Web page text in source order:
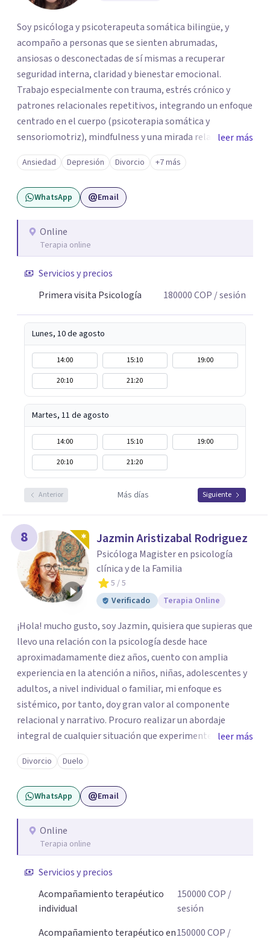
Soy psicóloga y psicoterapeuta somática bilingüe, y
acompaño a personas que se sienten abrumadas,
ansiosas o desconectadas de sí mismas a recuperar
seguridad interna, claridad y bienestar emocional.
Trabajo especialmente con trauma, estrés crónico y
patrones relacionales repetitivos, integrando un enfoque
centrado en el cuerpo (psicoterapia somática y
sensoriomotriz), mindfulness y una mirada relacional y
psicodinámica. En terapia te ayudo a entender lo que te
pasa sin juicio, a regular tu sistema nervioso y a
desarrollar recursos concretos para sentirte más
presente, estable y en paz contigo. También tengo
lo que me permite abordar dinámicas profundas que
pueden estar influyendo en tu historia y tus vínculos
leer más
Ansiedad Depresión Divorcio +7 más
WhatsApp Email
Online
Terapia online
Servicios y precios
Primera visita Psicología
180000COP / sesión
Lunes, 10 de agosto
14:00 15:10
19:00
20:10
21:20
Martes, 11 de agosto
14:00 15:10
19:00
20:10
21:20
Anterior Más días Siguiente
8 Jazmin Aristizabal Rodriguez
Psicóloga Magister en psicología
clínica y de la Familia
5 / 5
Verificado
Terapia Online
¡Hola! mucho gusto, soy Jazmin, quisiera que supieras que
llevo una relación con la psicología desde hace
aproximadamamente diez años, cuento con amplia
experiencia en la atención a niños, niñas, adolescentes y
adultos, a nivel individual o familiar, mi enfoque es
sistémico, por tanto, doy gran valor al componente
relacional y narrativo. Procuro realizar un abordaje
integral de cualquier situación que experimenten mis
consultantes y así lograr una comprensión que favorezca
procesos de aprendizaje significativo y potencializar así
la movilización de recursos en pro de la solución y el
bienestar.
leer más
Divorcio Duelo
WhatsApp Email
Online
Terapia online
Servicios y precios
Acompañamiento terapéutico
individual
150000COP /
sesión
Acompañamiento terapéutico en150000COP /